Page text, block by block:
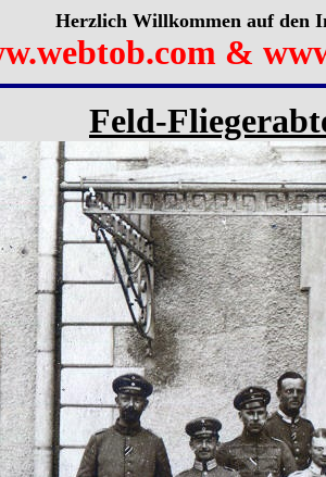
Herzlich Willkommen auf den
&
Feld-